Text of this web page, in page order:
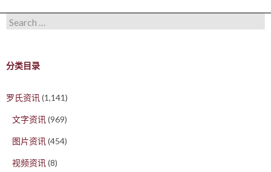
Search for:
分类目录
罗氏资讯(1,141)
文字资讯(969)
图片资讯(454)
视频资讯(8)